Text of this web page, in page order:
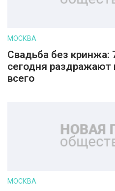
МОСКВА
Свадьба без кринжа:
сегодня раздражают
всего
МОСКВА